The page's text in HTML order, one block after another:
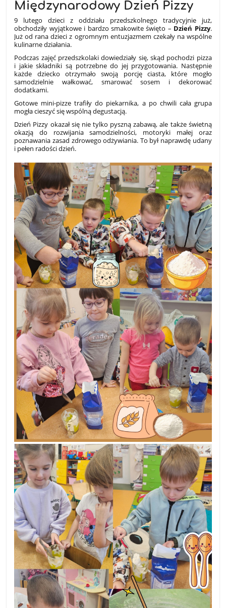
Międzynarodowy Dzień Pizzy
9 lutego dzieci z oddziału przedszkolnego tradycyjnie już,
obchodziły wyjątkowe i bardzo smakowite święto – Dzień Pizzy.
Już od rana dzieci z ogromnym entuzjazmem czekały na wspólne
kulinarne działania.
Podczas zajęć przedszkolaki dowiedziały się, skąd pochodzi pizza
i jakie składniki są potrzebne do jej przygotowania. Następnie
każde dziecko otrzymało swoją porcję ciasta, które mogło
samodzielnie wałkować, smarować sosem i dekorować
dodatkami.
Gotowe mini‑pizze trafiły do piekarnika, a po chwili cała grupa
mogła cieszyć się wspólną degustacją.
Dzień Pizzy okazał się nie tylko pyszną zabawą, ale także świetną
okazją do rozwijania samodzielności, motoryki małej oraz
poznawania zasad zdrowego odżywiania. To był naprawdę udany
i pełen radości dzień.